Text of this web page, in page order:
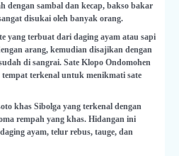
dengan sambal dan kecap, bakso bakar
disukai oleh banyak orang.
yang terbuat dari daging ayam atau sapi
arang, kemudian disajikan dengan
di sangrai. Sate Klopo Ondomohen
tempat terkenal untuk menikmati sate
khas Sibolga yang terkenal dengan
rempah yang khas. Hidangan ini
ayam, telur rebus, tauge, dan